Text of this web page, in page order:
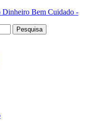
Dinheiro Bem Cuidado -